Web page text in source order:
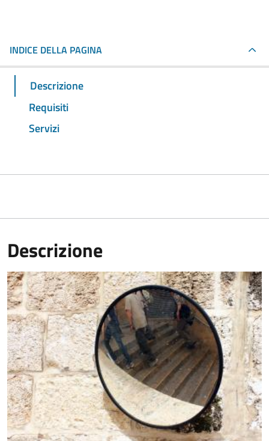
INDICE DELLA PAGINA
Descrizione
Requisiti
Servizi
Descrizione